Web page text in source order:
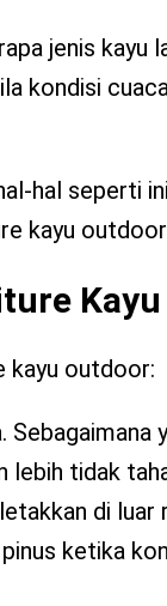
jenis kayu
kondisi
hal seperti
kayu outdoor
kayu outdoor:
Sebagaimana
lebih tidak
di luar
ketika